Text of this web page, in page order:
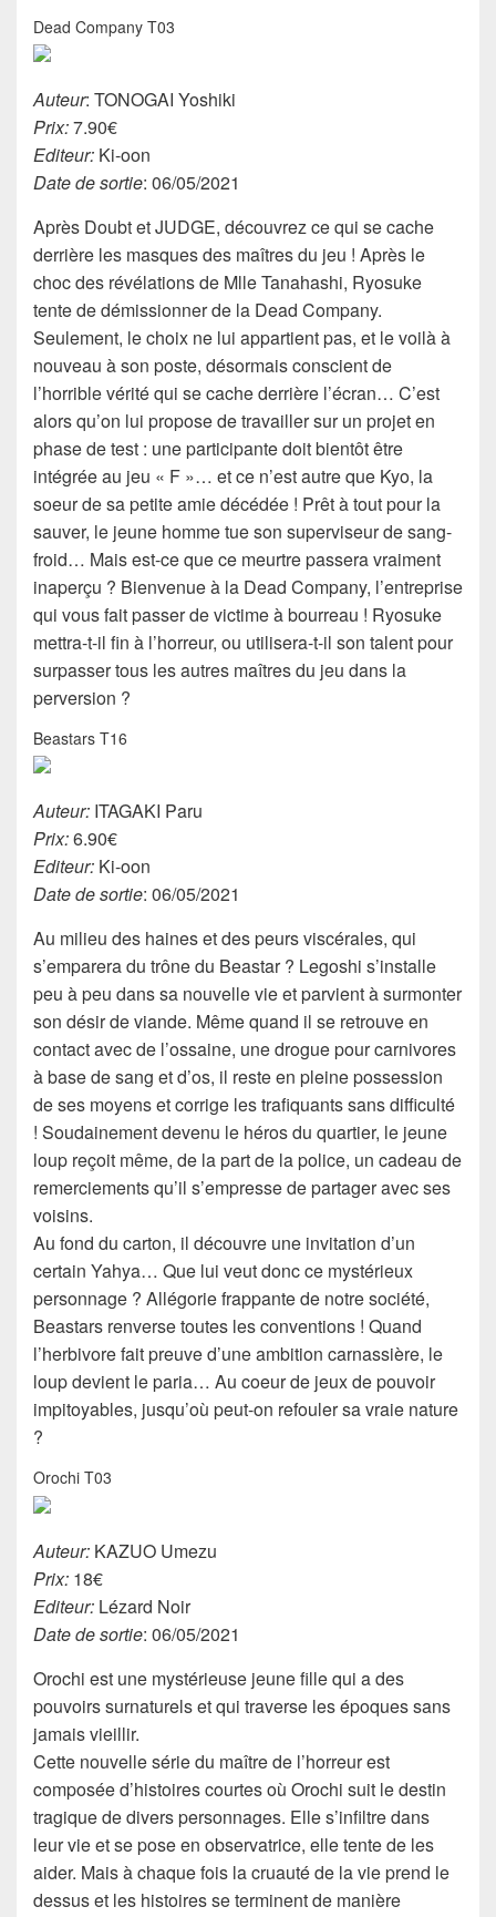
Dead Company T03
Auteur: TONOGAI Yoshiki
Prix:7.90€
Editeur: Ki-oon
Date de sortie: 06/05/2021
Après Doubt et JUDGE, découvrez ce qui se cache
derrière les masques des maîtres du jeu ! Après le
choc des révélations de Mlle Tanahashi, Ryosuke
tente de démissionner de la Dead Company.
Seulement, le choix ne lui appartient pas, et le voilà à
nouveau à son poste, désormais conscient de
l’horrible vérité qui se cache derrière l’écran… C’est
alors qu’on lui propose de travailler sur un projet en
phase de test : une participante doit bientôt être
intégrée au jeu « F »… et ce n’est autre que Kyo, la
soeur de sa petite amie décédée ! Prêt à tout pour la
sauver, le jeune homme tue son superviseur de sang-
froid… Mais est-ce que ce meurtre passera vraiment
inaperçu ? Bienvenue à la Dead Company, l’entreprise
qui vous fait passer de victime à bourreau ! Ryosuke
mettra-t-il fin à l’horreur, ou utilisera-t-il son talent pour
surpasser tous les autres maîtres du jeu dans la
perversion ?
Beastars T16
Auteur: ITAGAKI Paru
Prix:6.90€
Editeur: Ki-oon
Date de sortie: 06/05/2021
Au milieu des haines et des peurs viscérales, qui
s’emparera du trône du Beastar ? Legoshi s’installe
peu à peu dans sa nouvelle vie et parvient à surmonter
son désir de viande. Même quand il se retrouve en
contact avec de l’ossaine, une drogue pour carnivores
à base de sang et d’os, il reste en pleine possession
de ses moyens et corrige les trafiquants sans difficulté
! Soudainement devenu le héros du quartier, le jeune
loup reçoit même, de la part de la police, un cadeau de
remerciements qu’il s’empresse de partager avec ses
voisins.
Au fond du carton, il découvre une invitation d’un
certain Yahya… Que lui veut donc ce mystérieux
personnage ? Allégorie frappante de notre société,
Beastars renverse toutes les conventions ! Quand
l’herbivore fait preuve d’une ambition carnassière, le
loup devient le paria… Au coeur de jeux de pouvoir
impitoyables, jusqu’où peut-on refouler sa vraie nature
?
Orochi T03
Auteur: KAZUO Umezu
Prix: 18€
Editeur: Lézard Noir
Date de sortie: 06/05/2021
Orochi est une mystérieuse jeune fille qui a des
pouvoirs surnaturels et qui traverse les époques sans
jamais vieillir.
Cette nouvelle série du maître de l’horreur est
composée d’histoires courtes où Orochi suit le destin
tragique de divers personnages. Elle s’infiltre dans
leur vie et se pose en observatrice, elle tente de les
aider. Mais à chaque fois la cruauté de la vie prend le
dessus et les histoires se terminent de manière